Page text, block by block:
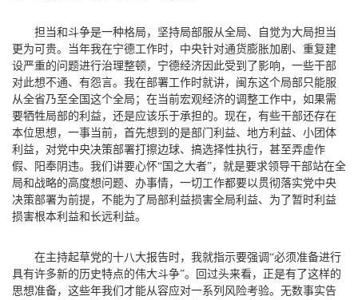
担当和斗争是一种格局，坚持局部服从全局、自觉为大局担当
更为可贵。当年我在宁德工作时，中央针对通货膨胀加剧、重复建
设严重的问题进行治理整顿，宁德经济因此受到了影响，一些干部
对此想不通、有怨言。我在部署工作时就讲，闽东这个局部只能服
从全省乃至全国这个全局；在当前宏观经济的调整工作中，如果需
要牺牲局部的利益，还是应该乐于承担的。现在，有些干部还存在
本位思想，一事当前，首先想到的是部门利益、地方利益、小团体
利益，对党中央决策部署打擦边球、搞选择性执行，甚至弄虚作
假、阳奉阴违。我们讲要心怀“国之大者”，就是要求领导干部站在全
局和战略的高度想问题、办事情，一切工作都要以贯彻落实党中央
决策部署为前提，不能为了局部利益损害全局利益、为了暂时利益
损害根本利益和长远利益。
在主持起草党的十八大报告时，我就指示要强调“必须准备进行
具有许多新的历史特点的伟大斗争”。回过头来看，正是有了这样的
思想准备，这些年我们才能从容应对一系列风险考验。无数事实告